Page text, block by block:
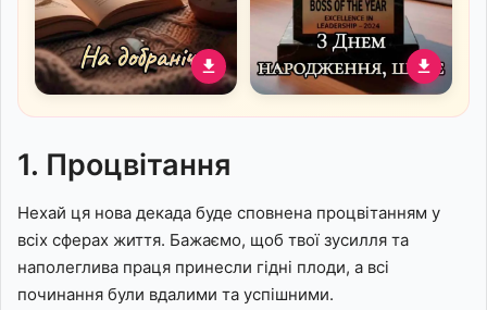
Затишне побажання на
свічкою та чаєм
Вітальна листівка до Дня
1. Процвітання
Нехай ця нова декада буде сповнена процвітанням у
всіх сферах життя. Бажаємо, щоб твої зусилля та
наполеглива праця принесли гідні плоди, а всі
починання були вдалими та успішними.